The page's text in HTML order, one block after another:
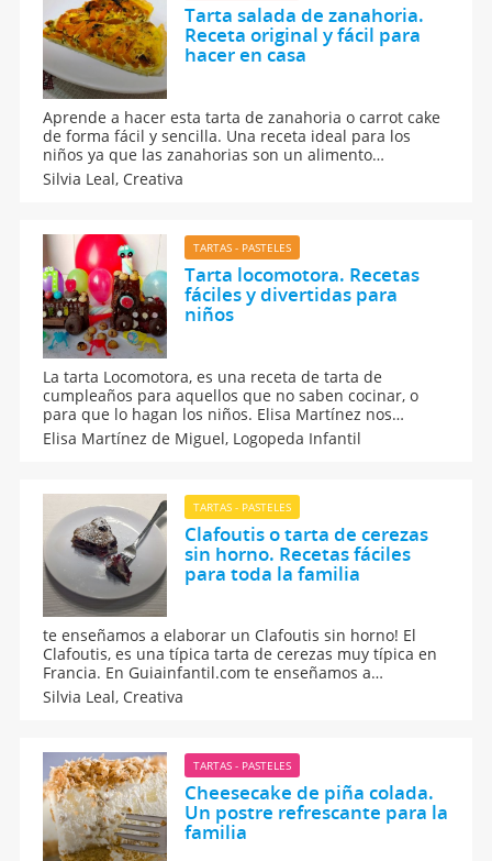
Tarta salada de zanahoria.
Receta original y fácil para
hacer en casa
Aprende a hacer esta tarta de zanahoria o carrot cake
de forma fácil y sencilla. Una receta ideal para los
niños ya que las zanahorias son un alimento
altamente nutritivo para los niños. Te damos la receta
de la tarta salada de zanahoria. Un pastel delicioso
Silvia Leal, Creativa
TARTAS - PASTELES
Tarta locomotora. Recetas
fáciles y divertidas para
niños
La tarta Locomotora, es una receta de tarta de
cumpleaños para aquellos que no saben cocinar, o
para que lo hagan los niños. Elisa Martínez nos
enseña a hacer una tarta divertida en forma de tren
repleta de golosinas.
Elisa Martínez de Miguel, Logopeda Infantil
TARTAS - PASTELES
Clafoutis o tarta de cerezas
sin horno. Recetas fáciles
para toda la familia
te enseñamos a elaborar un Clafoutis sin horno! El
Clafoutis, es una típica tarta de cerezas muy típica en
Francia. En Guiainfantil.com te enseñamos a
elaborarla sin necesidad de utilizar el horno.
Silvia Leal, Creativa
TARTAS - PASTELES
Cheesecake de piña colada.
Un postre refrescante para la
familia